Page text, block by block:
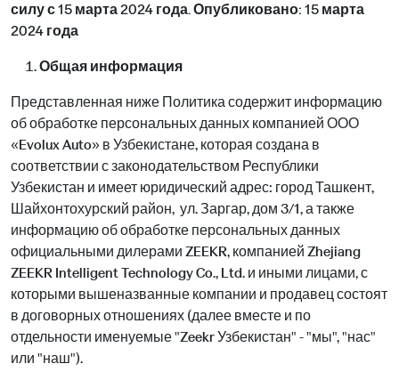
силу с 15 марта 2024 года. Опубликовано: 15 марта
2024 года
Общая информация
Представленная ниже Политика содержит информацию
об обработке персональных данных компанией ООО
«Evolux Auto» в Узбекистане, которая создана в
соответствии с законодательством Республики
Узбекистан и имеет юридический адрес: город Ташкент,
Шайхонтохурский район, ул. Заргар, дом 3/1, а также
информацию об обработке персональных данных
официальными дилерами ZEEKR, компанией Zhejiang
ZEEKR Intelligent Technology Co., Ltd. и иными лицами, с
которыми вышеназванные компании и продавец состоят
в договорных отношениях (далее вместе и по
отдельности именуемые "Zeekr Узбекистан" - "мы", "нас"
или "наш").